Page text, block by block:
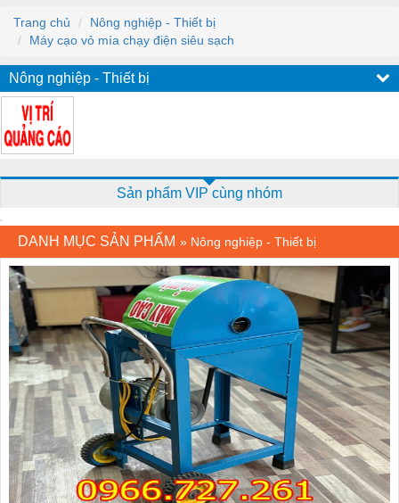
Trang chủ
Nông nghiệp - Thiết bị
Máy cạo vỏ mía chạy điện siêu sạch
Nông nghiệp - Thiết bị
Sản phẩm VIP cùng nhóm
DANH MỤC SẢN PHẨM » Nông nghiệp - Thiết bị